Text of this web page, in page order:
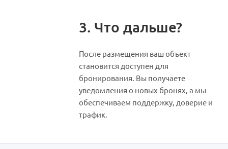
3. Что дальше?
После размещения ваш объект
становится доступен для
бронирования. Вы получаете
уведомления о новых бронях, а мы
обеспечиваем поддержку, доверие и
трафик.